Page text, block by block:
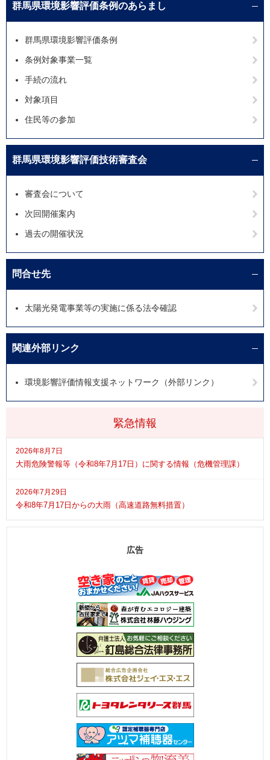
緊急情報
2026年8月7日
大雨危険警報等（令和8年7月17日）に関する情報（危機管理課）
2026年7月29日
令和8年7月17日からの大雨（高速道路無料措置）
群馬県環境影響評価条例のあらまし
群馬県環境影響評価条例
条例対象事業一覧
手続の流れ
対象項目
住民等の参加
群馬県環境影響評価技術審査会
審査会について
次回開催案内
過去の開催状況
問合せ先
太陽光発電事業等の実施に係る法令確認
関連外部リンク
環境影響評価情報支援ネットワーク（外部リンク）
広告